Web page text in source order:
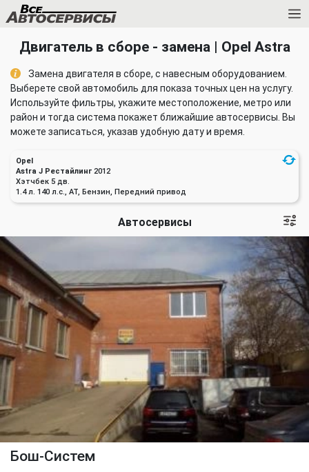
Двигатель в сборе - замена | Opel Astra
Замена двигателя в сборе, с навесным оборудованием.
Выберете свой автомобиль для показа точных цен на услугу.
Используйте фильтры, укажите местоположение, метро или
район и тогда система покажет ближайшие автосервисы. Вы
можете записаться, указав удобную дату и время.
Opel
Astra J Рестайлинг 2012
Хэтчбек 5 дв.
1.4 л. 140 л.с., AT, Бензин, Передний привод
Автосервисы
Бош-Систем